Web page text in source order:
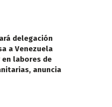
delegación
a Venezuela
en labores de
anuncia